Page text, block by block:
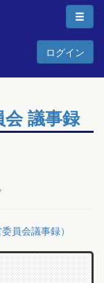
ログイン
議事録
員会議事録）